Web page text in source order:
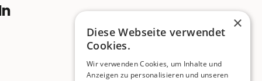
×
Diese Webseite verwendet
Cookies.
Wir verwenden Cookies, um Inhalte und
Anzeigen zu personalisieren und unseren